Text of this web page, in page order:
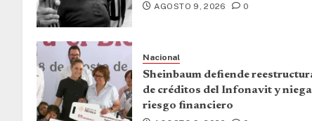
AGOSTO 9, 2026 0
Nacional
Sheinbaum defiende
de créditos del Infonavit y niega
riesgo financiero